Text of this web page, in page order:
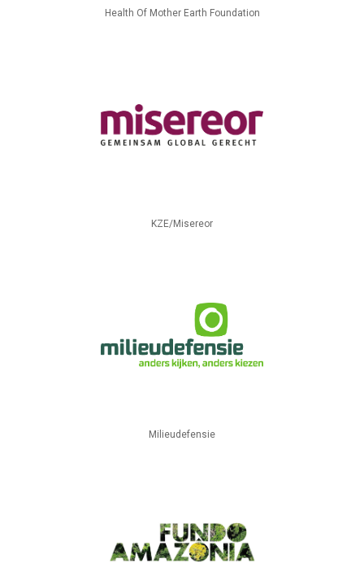
Health Of Mother Earth Foundation
KZE/Misereor
Milieudefensie